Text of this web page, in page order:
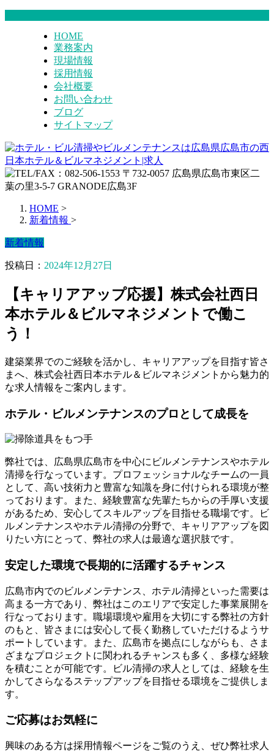
HOME
業務案内
現場情報
採用情報
会社概要
お問い合わせ
ブログ
サイトマップ
HOME >
新着情報 >
新着情報
投稿日： 2024年12月27日
【キャリアアップ応援】株式会社西日
本ホテル＆ビルマネジメントで働こ
う！
建築業界でのご経験を活かし、キャリアアップを目指す皆さ
まへ、株式会社西日本ホテル＆ビルマネジメントから魅力的
な求人情報をご案内します。
ホテル・ビルメンテナンスのプロとして成長を
弊社では、広島県広島市を中心にビルメンテナンスやホテル
清掃を行なっています。プロフェッショナルなチームの一員
として、高い技術力と豊富な知識を身に付けられる環境が整
っております。また、経験豊富な先輩たちからの手厚い支援
があるため、安心してスキルアップを目指せる職場です。ビ
ルメンテナンスやホテル清掃の分野で、キャリアアップを図
りたい方にとって、弊社の求人は最適な選択肢です。
安定した環境で長期的に活躍するチャンス
広島市内でのビルメンテナンス、ホテル清掃といった需要は
高まる一方であり、弊社はこのエリアで安定した事業展開を
行なっております。職場環境や雇用を大切にする弊社の方針
のもと、皆さまには安心して長く勤務していただけるようサ
ポートしています。また、広島市を拠点にしながらも、さま
ざまなプロジェクトに関われるチャンスも多く、多様な経験
を積むことが可能です。ビル清掃の求人としては、経験を生
かしてさらなるステップアップを目指せる環境をご提供しま
す。
ご応募はお気軽に
興味のある方は採用情報ページをご覧のうえ、ぜひ弊社求人